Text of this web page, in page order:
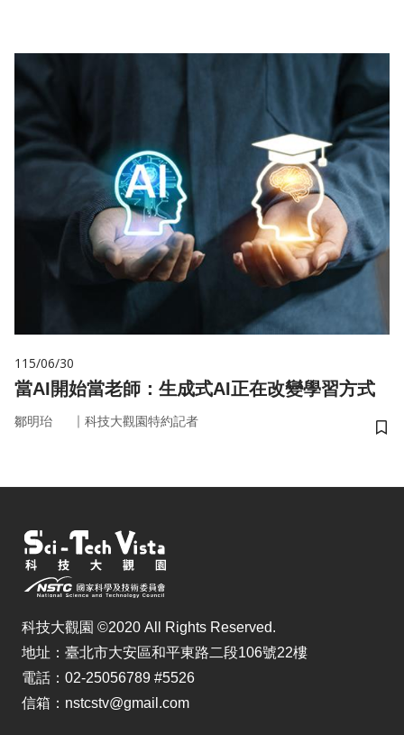
115/06/30
當AI開始當老師：生成式AI正在改變學習方式
鄒明珆 ｜ 科技大觀園特約記者
儲
科技大觀園 ©2020 All Rights Reserved.
地址：臺北市大安區和平東路二段106號22樓
電話：02-25056789 #5526
信箱：nstcstv@gmail.com